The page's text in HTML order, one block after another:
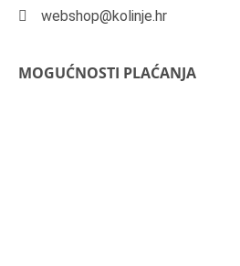
webshop@kolinje.hr
MOGUĆNOSTI PLAĆANJA